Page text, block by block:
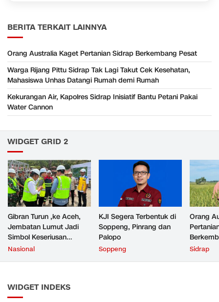
BERITA TERKAIT LAINNYA
Orang Australia Kaget Pertanian Sidrap Berkembang Pesat
Warga Rijang Pittu Sidrap Tak Lagi Takut Cek Kesehatan,
Mahasiswa Unhas Datangi Rumah demi Rumah
Kekurangan Air, Kapolres Sidrap Inisiatif Bantu Petani Pakai
Water Cannon
WIDGET GRID 2
Gibran Turun ,ke Aceh,
Jembatan Lumut Jadi
Simbol Keseriusan
Negara Jaga Konektivitas
Nasional
KJI Segera Terbentuk di
Soppeng, Pinrang dan
Palopo
Soppeng
Orang
Sidrap
WIDGET INDEKS